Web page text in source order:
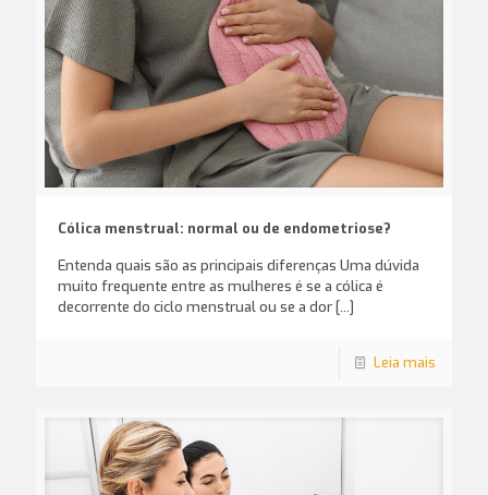
Cólica menstrual: normal ou de endometriose?
Entenda quais são as principais diferenças Uma dúvida
muito frequente entre as mulheres é se a cólica é
decorrente do ciclo menstrual ou se a dor[…]
Leia mais